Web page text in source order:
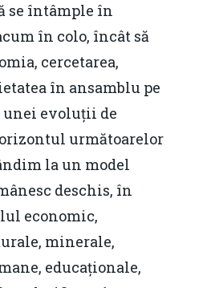
se întâmple în
în colo, încât să
cercetarea,
în ansamblu pe
unei evoluții de
următoarelor
la un model
deschis, în
economic,
minerale,
educaționale,